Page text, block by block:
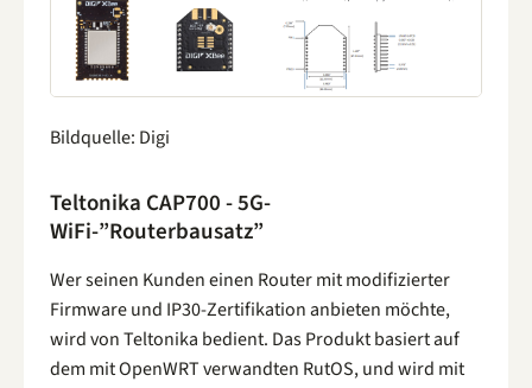
Bildquelle: Digi
Teltonika CAP700 - 5G-
WiFi-”Routerbausatz”
Wer seinen Kunden einen Router mit modifizierter
Firmware und IP30-Zertifikation anbieten möchte,
wird von Teltonika bedient. Das Produkt basiert auf
dem mit OpenWRT verwandten RutOS, und wird mit